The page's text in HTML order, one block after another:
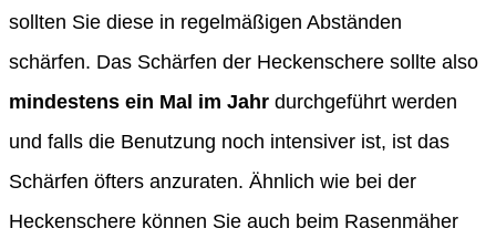
sollten Sie diese in regelmäßigen Abständen
schärfen. Das Schärfen der Heckenschere sollte also
mindestens ein Mal im Jahr durchgeführt werden
und falls die Benutzung noch intensiver ist, ist das
Schärfen öfters anzuraten. Ähnlich wie bei der
Heckenschere können Sie auch beim Rasenmäher